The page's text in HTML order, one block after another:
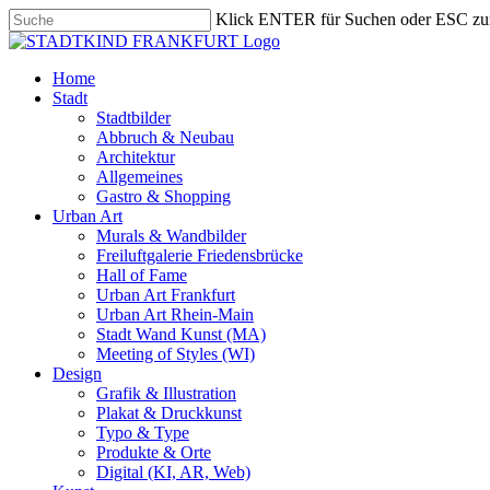
Skip
to
content
Klick ENTER für Suchen oder ESC
Close
search
Menu
Home
Stadt
Stadtbilder
Abbruch & Neubau
Architektur
Allgemeines
Gastro & Shopping
Urban Art
Murals & Wandbilder
Freiluftgalerie Friedensbrücke
Hall of Fame
Urban Art Frankfurt
Urban Art Rhein-Main
Stadt Wand Kunst (MA)
Meeting of Styles (WI)
Design
Grafik & Illustration
Plakat & Druckkunst
Typo & Type
Produkte & Orte
Digital (KI, AR, Web)